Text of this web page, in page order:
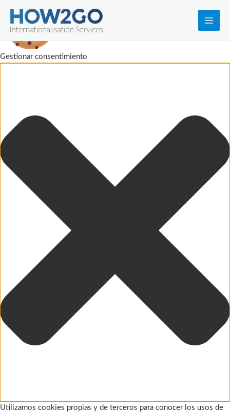
Gestionar consentimiento
Utilizamos cookies propias y de terceros para conocer los usos de
Main